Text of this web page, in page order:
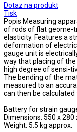
Dotaz na produkt
Tisk
Popis Measuring
of rods of flat geome-
elasticity. Features a
deformation of
gauge unit is
way that placing of
high degree of sensi-
The bending of the
measured to an
can then be calculated
Battery for strain
Dimensions: 550 x 280
Weight: 5.5 kg approx.